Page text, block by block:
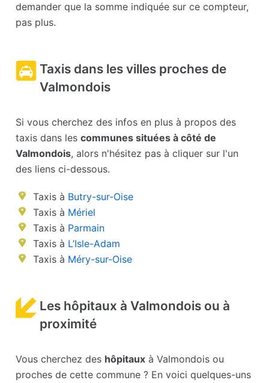
demander que la somme indiquée sur ce compteur,
pas plus.
Taxis dans les villes proches de
Valmondois
Si vous cherchez des infos en plus à propos des
taxis dans lescommunes situées à côté de
Valmondois, alors n'hésitez pas à cliquer sur l'un
des liens ci-dessous.
Taxis à Butry-sur-Oise
Taxis à Mériel
Taxis à Parmain
Taxis à L’Isle-Adam
Taxis à Méry-sur-Oise
Les hôpitaux à Valmondois ou à
proximité
Vous cherchez des hôpitaux à Valmondois ou
proches de cette commune ? En voici quelques-uns